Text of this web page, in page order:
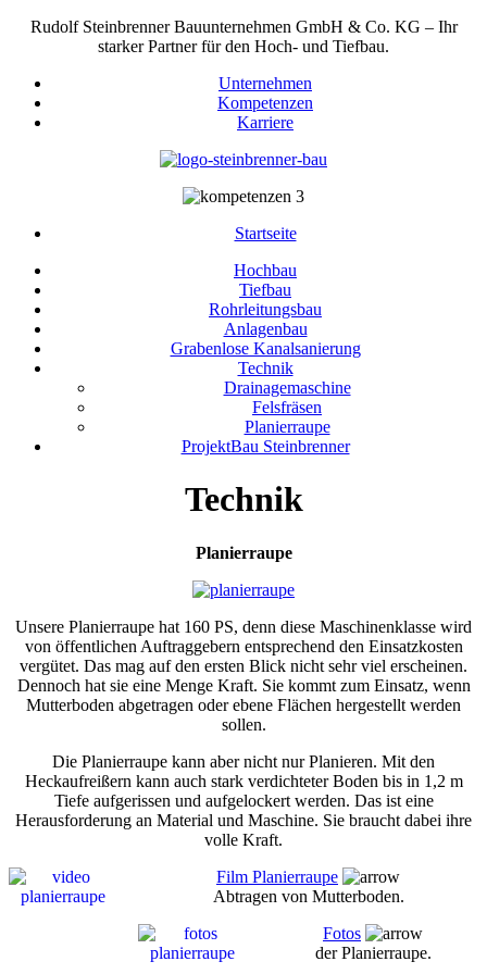
Rudolf Steinbrenner Bauunternehmen GmbH & Co. KG – Ihr
starker Partner für den Hoch- und Tiefbau.
Unternehmen
Kompetenzen
Karriere
Startseite
Hochbau
Tiefbau
Rohrleitungsbau
Anlagenbau
Grabenlose Kanalsanierung
Technik
Drainagemaschine
Felsfräsen
Planierraupe
ProjektBau Steinbrenner
Technik
Planierraupe
Unsere Planierraupe hat 160 PS, denn diese Maschinenklasse wird
von öffentlichen Auftraggebern entsprechend den Einsatzkosten
vergütet. Das mag auf den ersten Blick nicht sehr viel erscheinen.
Dennoch hat sie eine Menge Kraft. Sie kommt zum Einsatz, wenn
Mutterboden abgetragen oder ebene Flächen hergestellt werden
sollen.
Die Planierraupe kann aber nicht nur Planieren. Mit den
Heckaufreißern kann auch stark verdichteter Boden bis in 1,2 m
Tiefe aufgerissen und aufgelockert werden. Das ist eine
Herausforderung an Material und Maschine. Sie braucht dabei ihre
volle Kraft.
Film Planierraupe
Abtragen von Mutterboden.
Fotos
der Planierraupe.